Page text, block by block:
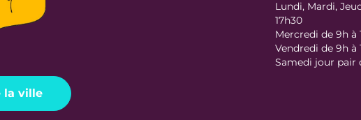
la ville
Lundi, Mardi,
17h30
Mercredi de 9h à
Vendredi de 9h à
Samedi jour pair